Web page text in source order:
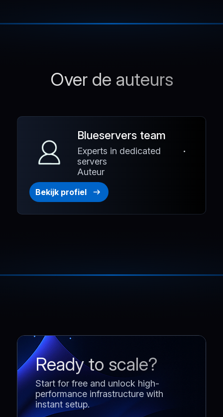
Over de auteurs
Blueservers team
Experts in dedicated
servers
Auteur
Bekijk profiel
Ready to scale?
Start for free and unlock high-
performance infrastructure with
instant setup.